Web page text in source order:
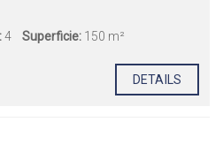
4 Superficie: 150 m²
DETAILS